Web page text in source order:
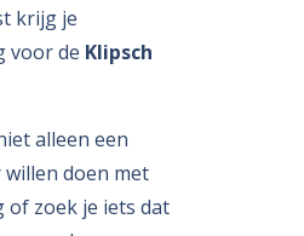
krijg je
voor de Klipsch
alleen een
doen met
of zoek je iets dat